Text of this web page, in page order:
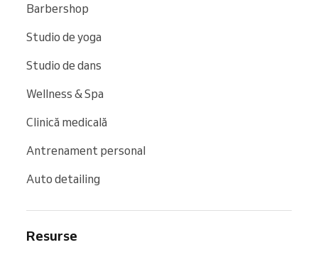
Barbershop
Studio de yoga
Studio de dans
Wellness & Spa
Clinică medicală
Antrenament personal
Auto detailing
Resurse